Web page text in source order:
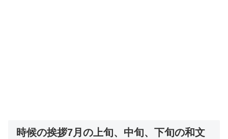
時候の挨拶7月の上旬、中旬、下旬の和文